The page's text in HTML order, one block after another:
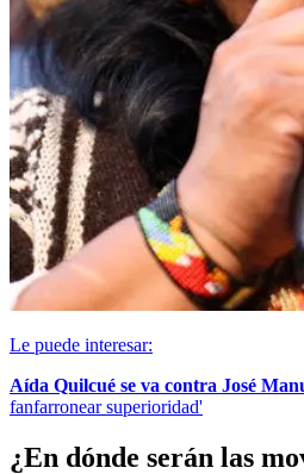
Le puede interesar:
Aída Quilcué se va contra José
fanfarronear superioridad'
¿En dónde serán las